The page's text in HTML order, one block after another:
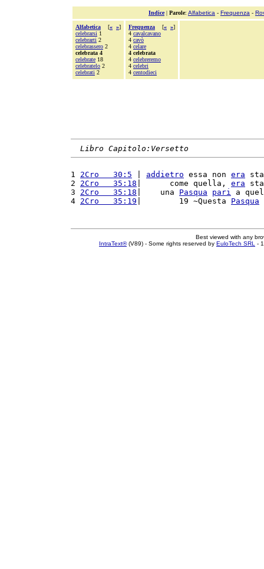
Indice| Parole: Alfabetica - Frequenza -
Alfabetica [« »]
celebrarsi 1
celebrarti 2
celebrassero 2
celebrata 4
celebrate 18
celebratelo 2
celebrati 2
Frequenza [« »]
4 cavalcavano
4 cavò
4 celare
4 celebrata
4 celebreremo
4 celebri
4 centodieci
Libro Capitolo:Versetto
1 2Cro   30:5 addietro essa non era
2 2Cro   35:18 |      come quella, era
3 2Cro   35:18 |    una Pasqua pari a
4 2Cro   35:19 |        19 ~Questa Pasqua
Best viewed with any
IntraText®(V89) - Some rights reserved by EuloTech SRL -